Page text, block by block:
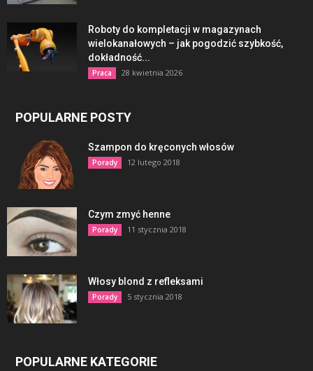
Roboty do kompletacji w magazynach
wielokanałowych – jak pogodzić szybkość,
dokładność...
Praca 28 kwietnia 2026
POPULARNE POSTY
Szampon do kręconych włosów
Porady 12 lutego 2018
Czym zmyć henne
Porady 11 stycznia 2018
Włosy blond z refleksami
Porady 5 stycznia 2018
POPULARNE KATEGORIE